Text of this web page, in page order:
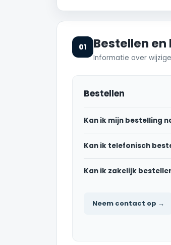
01 Bestellen
Informatie over
Bestellen
Kan ik mijn bestelling
Kan ik telefonisch
Kan ik zakelijk
Neem contact op →